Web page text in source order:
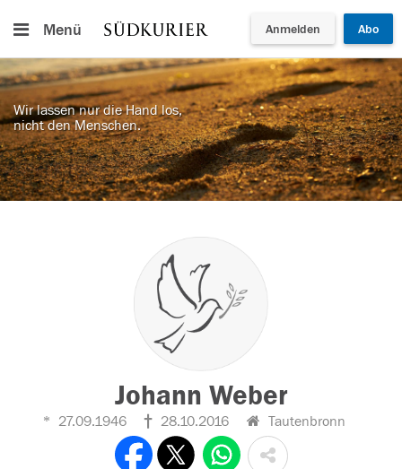
Menü Anmelden Abo
Wir lassen nur die Hand los,
nicht den Menschen.
Johann Weber
27.09.1946 28.10.2016 Tautenbronn